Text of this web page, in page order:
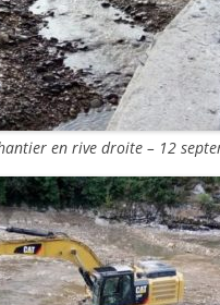
en rive droite – 12